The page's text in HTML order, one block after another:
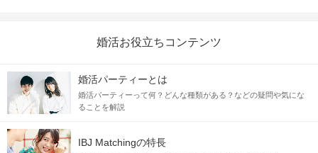
婚活お役立ちコンテンツ
婚活パーティーとは
婚活パーティーって何？どんな種類がある？などの疑問や気にな
ることを解説
IBJ Matchingの特長